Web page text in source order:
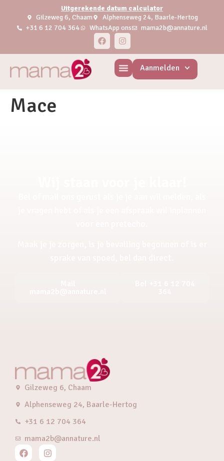
Uitgerekende datum calculator
Gilzeweg 6, Chaam
Alphenseweg 24, Baarle-Hertog
+31 6 12 704 364
WhatsApp ons mama2b@annature.nl
Aanmelden
Mace
Gilzeweg 6, Chaam
Alphenseweg 24, Baarle-Hertog
+31 6 12 704 364
mama2b@annature.nl